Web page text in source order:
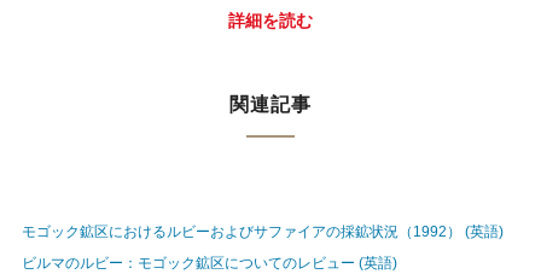
詳細を読む
関連記事
モゴック鉱区におけるルビーおよびサファイアの採鉱状況（1992） (英語)
ビルマのルビー：モゴック鉱区についてのレビュー (英語)